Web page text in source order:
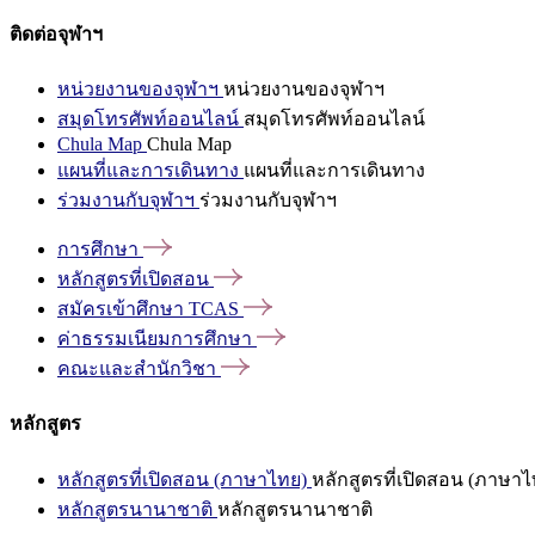
ติดต่อจุฬาฯ
หน่วยงานของจุฬาฯ หน่วยงานของจุฬาฯ
สมุดโทรศัพท์ออนไลน์ สมุดโทรศัพท์ออนไลน์
Chula Map Chula Map
แผนที่และการเดินทาง แผนที่และการเดินทาง
ร่วมงานกับจุฬาฯ ร่วมงานกับจุฬาฯ
การศึกษา
หลักสูตรที่เปิดสอน
สมัครเข้าศึกษา TCAS
ค่าธรรมเนียมการศึกษา
คณะและสำนักวิชา
หลักสูตร
หลักสูตรที่เปิดสอน (ภาษาไทย) หลักสูตรที่เปิดสอน (ภาษาไ
หลักสูตรนานาชาติ หลักสูตรนานาชาติ